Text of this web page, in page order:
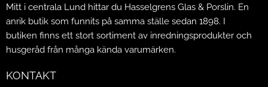
Mitt i centrala Lund hittar du Hasselgrens Glas & Porslin. En
anrik butik som funnits på samma ställe sedan 1898. I
butiken finns ett stort sortiment av inredningsprodukter och
husgeråd från många kända varumärken.
KONTAKT